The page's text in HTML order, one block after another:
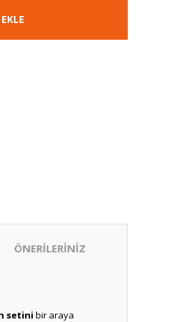
ÖNERİLERİNİZ
setini bir araya